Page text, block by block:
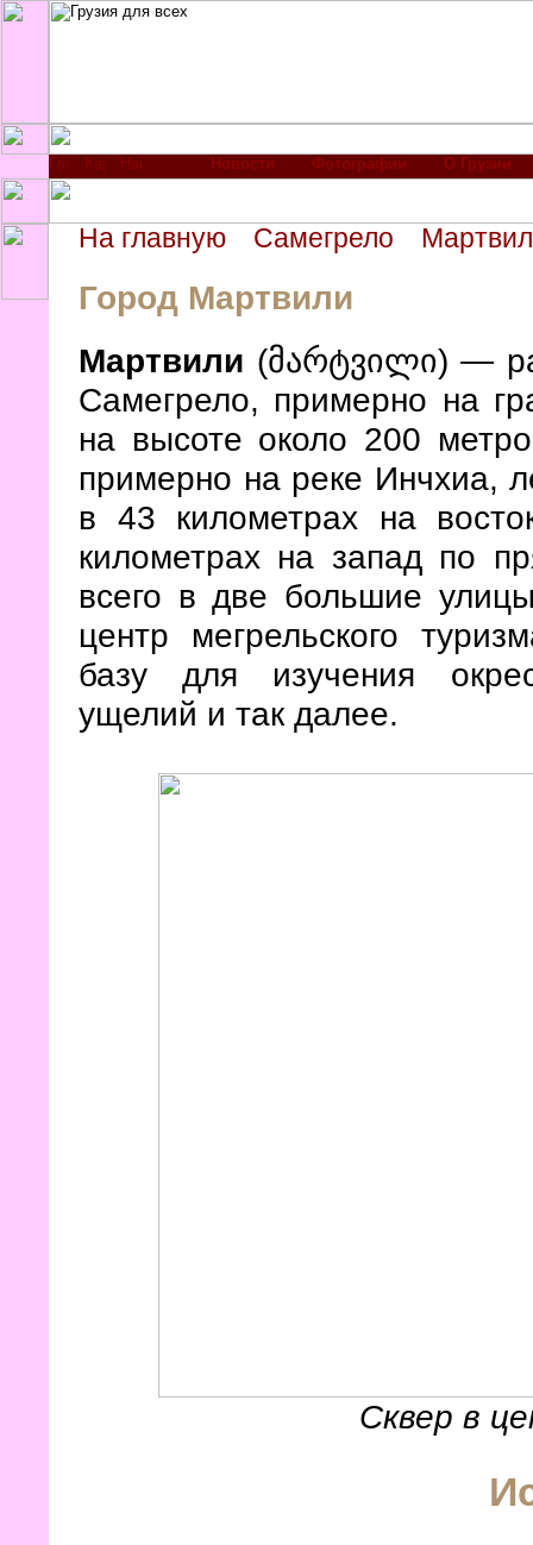
Новости Фотографии О Грузии
На главную Самегрело
Город Мартвили
Мартвили (მარტვილი) —
Самегрело, примерно на
на высоте около 200
примерно на реке Инчхиа,
в 43 километрах на
километрах на запад по
всего в две большие
центр мегрельского
базу для изучения
ущелий и так далее.
Сквер в